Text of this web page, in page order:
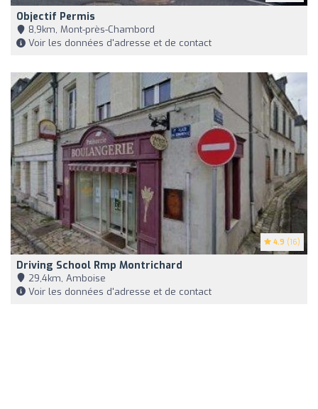
Objectif Permis
8,9km, Mont-près-Chambord
Voir les données d'adresse et de contact
4.9 (16)
Driving School Rmp Montrichard
29,4km, Amboise
Voir les données d'adresse et de contact